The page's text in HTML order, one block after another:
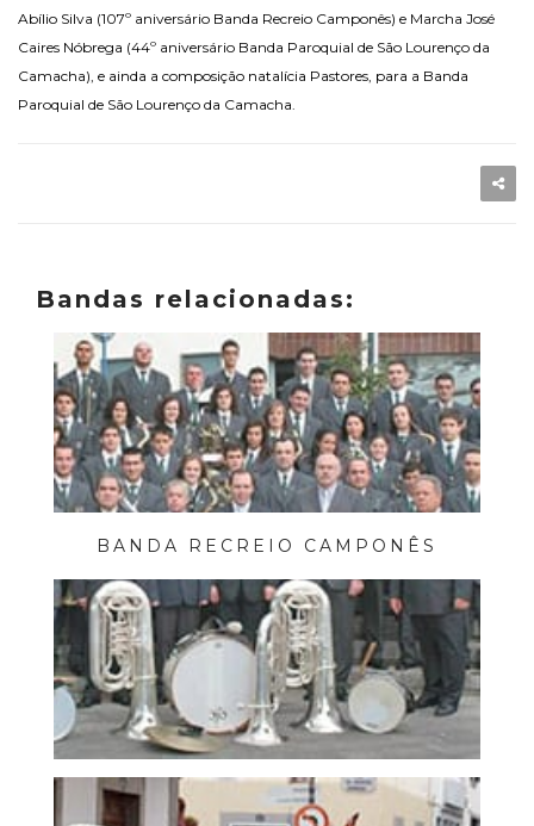
Abílio Silva (107º aniversário Banda Recreio Camponês) e Marcha José
Caires Nóbrega (44º aniversário Banda Paroquial de São Lourenço da
Camacha), e ainda a composição natalícia Pastores, para a Banda
Paroquial de São Lourenço da Camacha.
Bandas relacionadas:
BANDA RECREIO CAMPONÊS